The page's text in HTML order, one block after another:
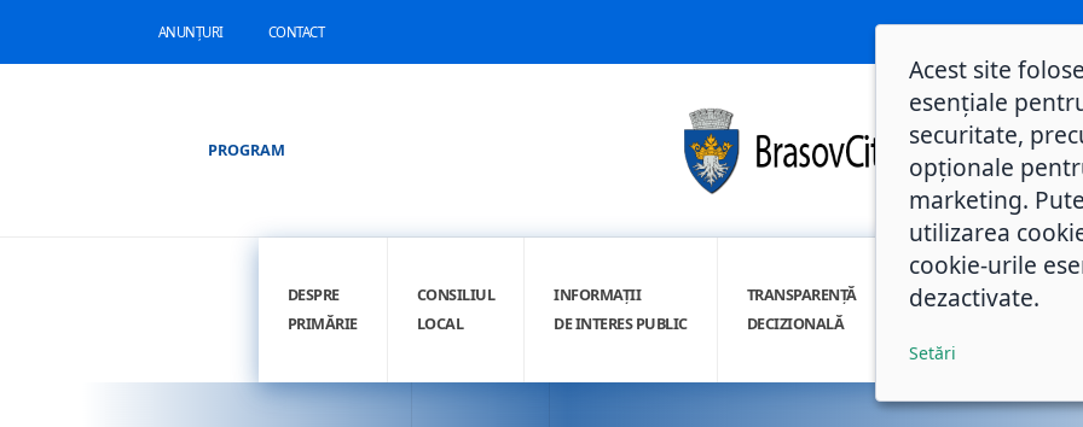
ANUNȚURI CONTACT
PROGRAM
DESPRE
PRIMĂRIE
CONSILIUL
LOCAL
INFORMAȚII
DE INTERES PUBLIC
TRANSPARENȚĂ
DECIZIONALĂ
INTEGRITATE
Acest site
esențiale
securitate,
opționale
marketing.
utilizarea
cookie-urile
dezactivate.
Setări